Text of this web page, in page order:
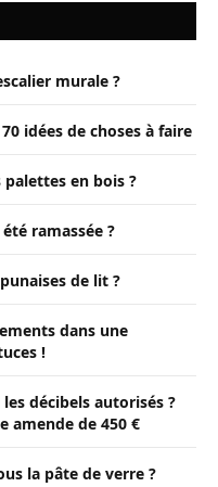
murale ?
idées de choses à faire
en bois ?
ramassée ?
de lit ?
dans une
!
décibels autorisés ?
amende de 450 €
la pâte de verre ?